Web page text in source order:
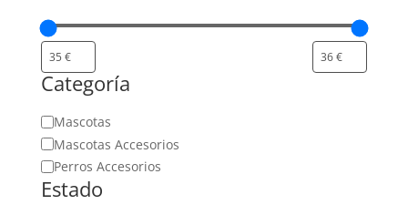
Categoría
Categoría
Mascotas
Mascotas Accesorios
Perros Accesorios
Estado